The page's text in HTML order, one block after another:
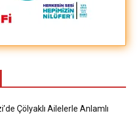
Çölyaklı Ailelerle Anlamlı